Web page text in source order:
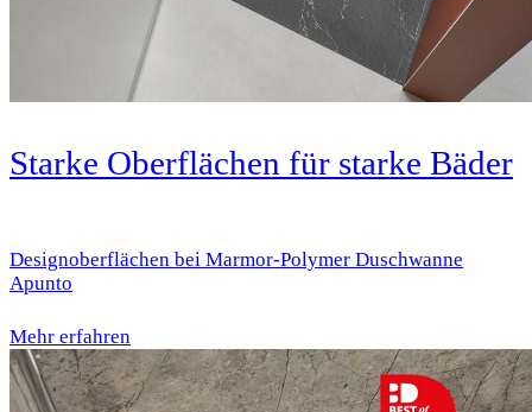
Starke Oberflächen für starke Bäder
Designoberflächen bei Marmor-Polymer Duschwanne
Apunto
Mehr erfahren